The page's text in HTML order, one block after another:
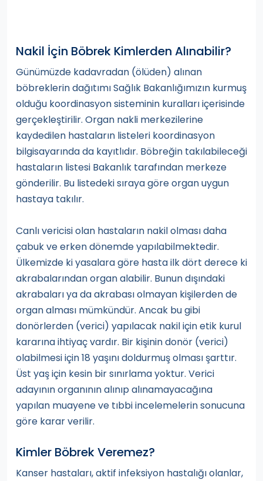
Nakil İçin Böbrek Kimlerden Alınabilir?
Günümüzde kadavradan (ölüden) alınan
böbreklerin dağıtımı Sağlık Bakanlığımızın kurmuş
olduğu koordinasyon sisteminin kuralları içerisinde
gerçekleştirilir. Organ nakli merkezilerine
kaydedilen hastaların listeleri koordinasyon
bilgisayarında da kayıtlıdır. Böbreğin takılabileceği
hastaların listesi Bakanlık tarafından merkeze
gönderilir. Bu listedeki sıraya göre organ uygun
hastaya takılır.
Canlı vericisi olan hastaların nakil olması daha
çabuk ve erken dönemde yapılabilmektedir.
Ülkemizde ki yasalara göre hasta ilk dört derece ki
akrabalarından organ alabilir. Bunun dışındaki
akrabaları ya da akrabası olmayan kişilerden de
organ alması mümkündür. Ancak bu gibi
donörlerden (verici) yapılacak nakil için etik kurul
kararına ihtiyaç vardır. Bir kişinin donör (verici)
olabilmesi için 18 yaşını doldurmuş olması şarttır.
Üst yaş için kesin bir sınırlama yoktur. Verici
adayının organının alınıp alınamayacağına
yapılan muayene ve tıbbi incelemelerin sonucuna
göre karar verilir.
Kimler Böbrek Veremez?
Kanser hastaları, aktif infeksiyon hastalığı olanlar,